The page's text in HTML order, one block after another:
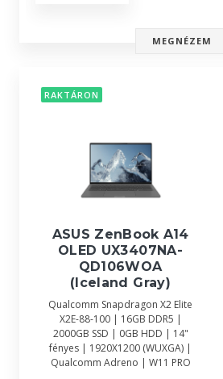
MEGNÉZEM
RAKTÁRON
ASUS ZenBook A14
OLED UX3407NA-
QD106WOA
(Iceland Gray)
Qualcomm Snapdragon X2 Elite
X2E-88-100 | 16GB DDR5 |
2000GB SSD | 0GB HDD | 14"
fényes | 1920X1200 (WUXGA) |
Qualcomm Adreno | W11 PRO